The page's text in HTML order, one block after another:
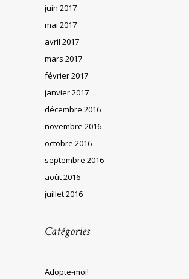
juin 2017
mai 2017
avril 2017
mars 2017
février 2017
janvier 2017
décembre 2016
novembre 2016
octobre 2016
septembre 2016
août 2016
juillet 2016
Catégories
Adopte-moi!